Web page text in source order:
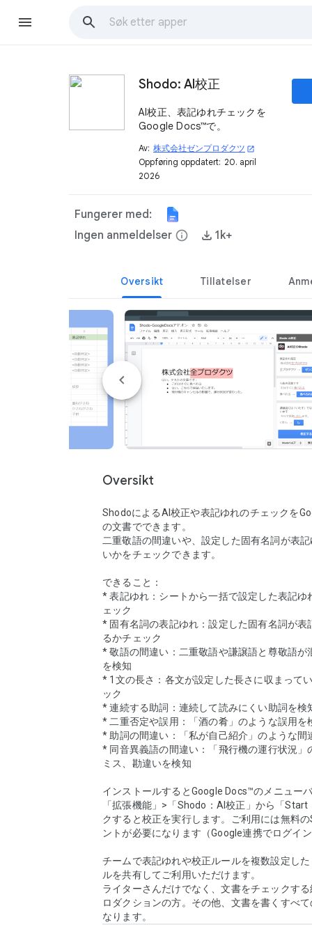
Shodo: AI校正
AI校正、表記ゆれチェックを
Google Docs™で。
Av: 株式会社ゼンプロダクツ open_in_new
Oppføring oppdatert: 20. april
2026
Fungerer med:
Ingen anmeldelser info 1k+
Oversikt Tillatelser
Oversikt
ShodoによるAI校正や表記ゆれのチェックを
の文書でできます。
二重敬語の間違いや、設定した固有名詞が表
いかをチェックできます。
できること：
* 表記ゆれ：シートから一括で設定した表記ゆ
ェック
* 固有名詞の表記ゆれ：設定した固有名詞が表
るかチェック
* 敬語の間違い：二重敬語や謙譲語と尊敬語が
を検知
* 1文の長さ：各文が設定した長さに収まって
ック
* 連続する助詞：連続して読みにくい助詞を検
* 二重否定や誤用：「酒の肴」のような誤用を
* 助詞の間違い：「私が自己紹介」のような間
* 同音異義語の間違い：「飛行機の運行状況」
ミス、勘違いを検知
インストールするとGoogle Docs™のメニュー
「拡張機能」>「Shodo：AI校正」から「Start
クすると校正を実行します。ご利用には無料
ントが必要になります（Google連携でログイ
チームで表記ゆれや校正ルールを複数設定し
ルを共有してご利用いただけます。
ライターさんだけでなく、文書をチェックす
ロダクションの方。その他、文書を書くすべ